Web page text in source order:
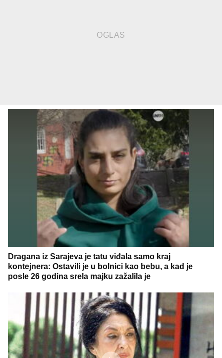
Dragana iz Sarajeva je tatu viđala samo kraj
kontejnera: Ostavili je u bolnici kao bebu, a kad je
posle 26 godina srela majku zažalila je